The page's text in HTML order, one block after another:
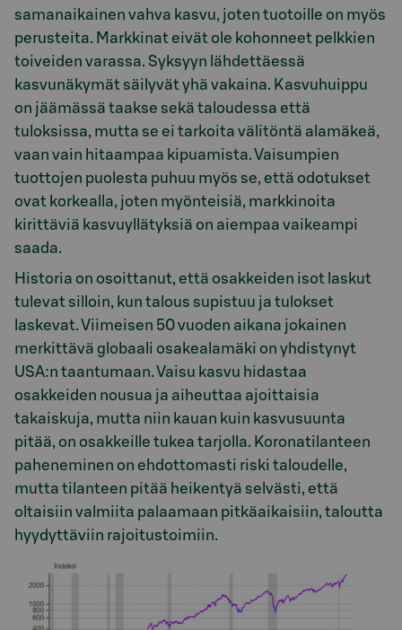
samanaikainen vahva kasvu, joten tuotoille on myös
perusteita. Markkinat eivät ole kohonneet pelkkien
toiveiden varassa. Syksyyn lähdettäessä
kasvunäkymät säilyvät yhä vakaina. Kasvuhuippu
on jäämässä taakse sekä taloudessa että
tuloksissa, mutta se ei tarkoita välitöntä alamäkeä,
vaan vain hitaampaa kipuamista. Vaisumpien
tuottojen puolesta puhuu myös se, että odotukset
ovat korkealla, joten myönteisiä, markkinoita
kirittäviä kasvuyllätyksiä on aiempaa vaikeampi
saada.
Historia on osoittanut, että osakkeiden isot laskut
tulevat silloin, kun talous supistuu ja tulokset
laskevat. Viimeisen 50 vuoden aikana jokainen
merkittävä globaali osakealamäki on yhdistynyt
USA:n taantumaan. Vaisu kasvu hidastaa
osakkeiden nousua ja aiheuttaa ajoittaisia
takaiskuja, mutta niin kauan kuin kasvusuunta
pitää, on osakkeille tukea tarjolla. Koronatilanteen
paheneminen on ehdottomasti riski taloudelle,
mutta tilanteen pitää heikentyä selvästi, että
oltaisiin valmiita palaamaan pitkäaikaisiin, taloutta
hyydyttäviin rajoitustoimiin.